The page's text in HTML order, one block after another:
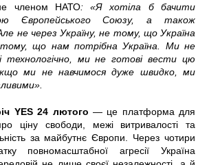
членом НАТО: «Я хотіла б бачити
Європейського Союзу, а також
не через Україну, не тому, що Україна
що нам потрібна Україна. Ми не
технологічно, ми не готові вести цю
ми не навчимося дуже швидко, ми
YES 24 лютого — це платформа для
ціну свободи, межі витривалості та
за майбутнє Європи. Через чотири
повномасштабної агресії Україна